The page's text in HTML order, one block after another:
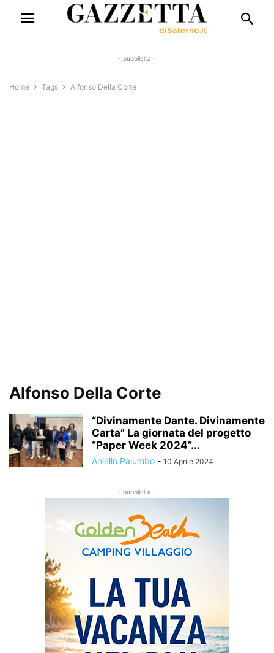
- pubblicità -
Home Tags Alfonso Della Corte
Alfonso Della Corte
“Divinamente Dante. Divinamente
Carta” La giornata del progetto
“Paper Week 2024”...
Aniello Palumbo - 10 Aprile 2024
- pubblicità -